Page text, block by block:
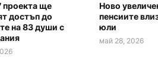
проекта ще
достъп до
на 83 души с
Ново
пенсиите
юли
май 28, 2026